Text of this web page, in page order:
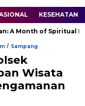
KESEHATAN
Month of Spiritual
/ Sampang
Wisata